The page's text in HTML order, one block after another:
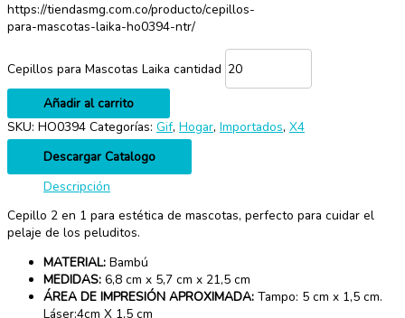
https://tiendasmg.com.co/producto/cepillos-
para-mascotas-laika-ho0394-ntr/
Cepillos para Mascotas Laika cantidad
Añadir al carrito
SKU: HO0394 Categorías: Gif, Hogar, Importados, X4
Descargar Catalogo
Descripción
Cepillo 2 en 1 para estética de mascotas, perfecto para cuidar el
pelaje de los peluditos.
MATERIAL: Bambú
MEDIDAS: 6,8 cm x 5,7 cm x 21,5 cm
ÁREA DE IMPRESIÓN APROXIMADA: Tampo: 5 cm x 1,5 cm.
Láser:4cm X 1,5 cm